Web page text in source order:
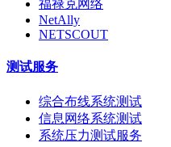
福禄克网络
NetAlly
NETSCOUT
测试服务
综合布线系统测试
信息网络系统测试
系统压力测试服务